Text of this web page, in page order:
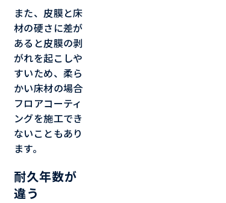
また、皮膜と床
材の硬さに差が
あると皮膜の剥
がれを起こしや
すいため、柔ら
かい床材の場合
フロアコーティ
ングを施工でき
ないこともあり
ます。
耐久年数が
違う